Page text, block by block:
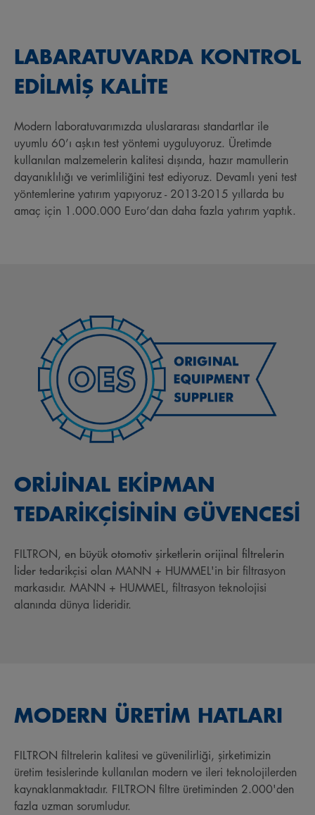
LABARATUVARDA KONTROL
EDİLMİŞ KALİTE
Modern laboratuvarımızda uluslararası standartlar ile
uyumlu 60’ı aşkın test yöntemi uyguluyoruz. Üretimde
kullanılan malzemelerin kalitesi dışında, hazır mamullerin
dayanıklılığı ve verimliliğini test ediyoruz. Devamlı yeni test
yöntemlerine yatırım yapıyoruz - 2013-2015 yıllarda bu
amaç için 1.000.000 Euro’dan daha fazla yatırım yaptık.
ORİJİNAL EKİPMAN
TEDARİKÇİSİNİN GÜVENCESİ
FILTRON, en büyük otomotiv şirketlerin orijinal filtrelerin
lider tedarikçisi olan MANN + HUMMEL'in bir filtrasyon
markasıdır. MANN + HUMMEL, filtrasyon teknolojisi
alanında dünya lideridir.
MODERN ÜRETİM HATLARI
FILTRON filtrelerin kalitesi ve güvenilirliği, şirketimizin
üretim tesislerinde kullanılan modern ve ileri teknolojilerden
kaynaklanmaktadır. FILTRON filtre üretiminden 2.000'den
fazla uzman sorumludur.